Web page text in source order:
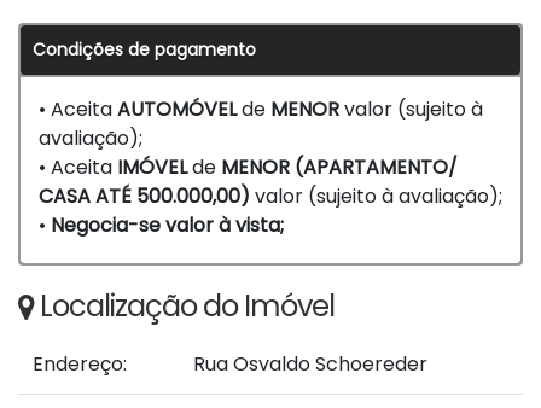
Condições de pagamento
• AceitaAUTOMÓVELde MENORvalor (sujeito à
avaliação);
• Aceita IMÓVELde MENOR (APARTAMENTO/
CASA ATÉ 500.000,00) valor (sujeito à avaliação);
• Negocia-se valor à vista;
Localização do Imóvel
Endereço: Rua Osvaldo Schoereder